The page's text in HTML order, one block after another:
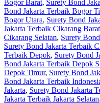
Bogor Barat, Surety Bond
Bond Jakarta Terbaik Bogor
Bogor Utara, Surety Bond
Jakarta Terbaik Cikarang Barat
Cikarang Selatan, Surety
Surety Bond Jakarta Terbaik
Terbaik Depok, Surety Bond
Bond Jakarta Terbaik Depok
Depok Timur, Surety Bond
Bond Jakarta Terbaik
Jakarta, Surety Bond Jakarta
Jakarta Terbaik Jakarta Selatan,